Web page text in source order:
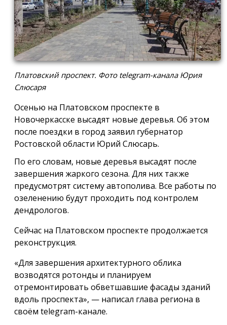
Платовский проспект. Фото telegram-канала Юрия
Слюсаря
Осенью на Платовском проспекте в
Новочеркасске высадят новые деревья. Об этом
после поездки в город заявил губернатор
Ростовской области Юрий Слюсарь.
По его словам, новые деревья высадят после
завершения жаркого сезона. Для них также
предусмотрят систему автополива. Все работы по
озеленению будут проходить под контролем
дендрологов.
Сейчас на Платовском проспекте продолжается
реконструкция.
«Для завершения архитектурного облика
возводятся ротонды и планируем
отремонтировать обветшавшие фасады зданий
вдоль проспекта», — написал глава региона в
своём telegram-канале.